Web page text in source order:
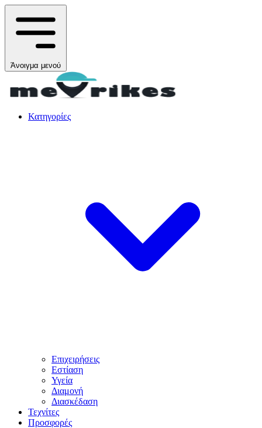
Άνοιγμα μενού
Κατηγορίες
Επιχειρήσεις
Εστίαση
Υγεία
Διαμονή
Διασκέδαση
Τεχνίτες
Προσφορές